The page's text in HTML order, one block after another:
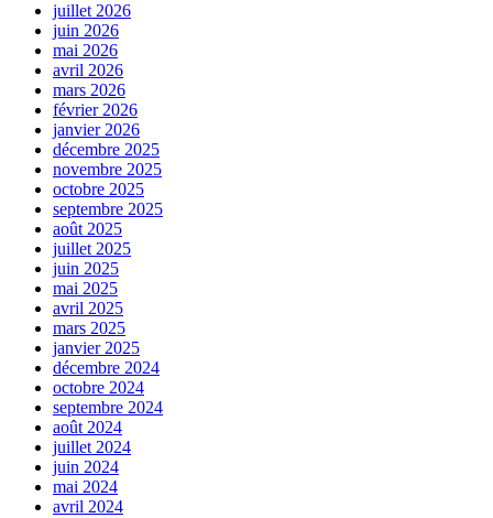
juillet 2026
juin 2026
mai 2026
avril 2026
mars 2026
février 2026
janvier 2026
décembre 2025
novembre 2025
octobre 2025
septembre 2025
août 2025
juillet 2025
juin 2025
mai 2025
avril 2025
mars 2025
janvier 2025
décembre 2024
octobre 2024
septembre 2024
août 2024
juillet 2024
juin 2024
mai 2024
avril 2024